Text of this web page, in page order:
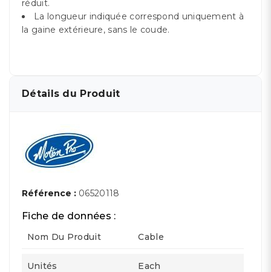
réduit.
La longueur indiquée correspond uniquement à
la gaine extérieure, sans le coude.
Détails du Produit
Référence : 06520118
Fiche de données :
Nom Du Produit Cable
Unités Each